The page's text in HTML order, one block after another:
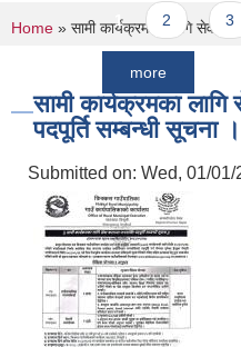
Pages
1 2 3
You are here
Home » सामी कार्यक्रमका लागि सेवा
सामी कार्यक्रमका
पदपूर्ति सम्बन्धी सूचना ।
Submitted on: Wed, 01/01/